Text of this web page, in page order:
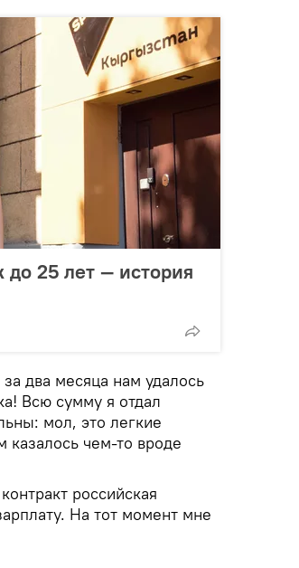
25 лет — история
два месяца нам удалось
Всю сумму я отдал
мол, это легкие
чем-то вроде
российская
На тот момент мне